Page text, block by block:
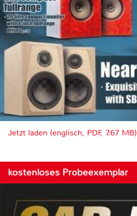
Jetzt laden (englisch, PDF, 7.67 MB)
kostenloses Probeexemplar